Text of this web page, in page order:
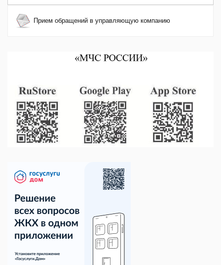
Прием обращений в управляющую компанию